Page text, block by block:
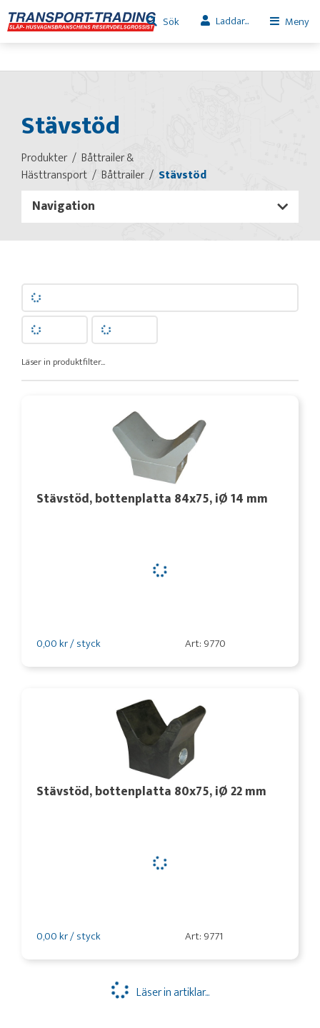
Sök Laddar... Meny
Stävstöd
Produkter
Båttrailer &
Hästtransport
Båttrailer Stävstöd
Navigation
Läser in produktfilter...
Stävstöd, bottenplatta 84x75, iØ 14 mm
0,00 kr / styck Art: 9770
Stävstöd, bottenplatta 80x75, iØ 22 mm
0,00 kr / styck Art: 9771
Läser in artiklar...